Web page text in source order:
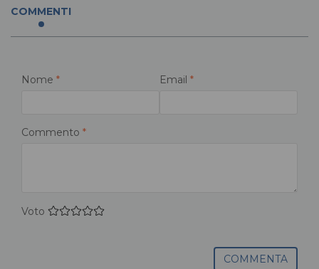
COMMENTI
Nome * Email *
Commento *
Voto
COMMENTA